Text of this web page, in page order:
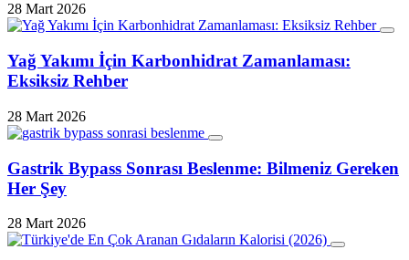
28 Mart 2026
Yağ Yakımı İçin Karbonhidrat Zamanlaması:
Eksiksiz Rehber
28 Mart 2026
Gastrik Bypass Sonrası Beslenme: Bilmeniz Gereken
Her Şey
28 Mart 2026